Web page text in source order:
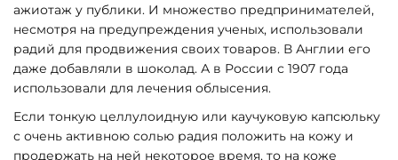
ажиотаж у публики. И множество предпринимателей,
несмотря на предупреждения ученых, использовали
радий для продвижения своих товаров. В Англии его
даже добавляли в шоколад. А в России с 1907 года
использовали для лечения облысения.
Если тонкую целлулоидную или каучуковую капсюльку
с очень активною солью радия положить на кожу и
продержать на ней некоторое время, то на коже